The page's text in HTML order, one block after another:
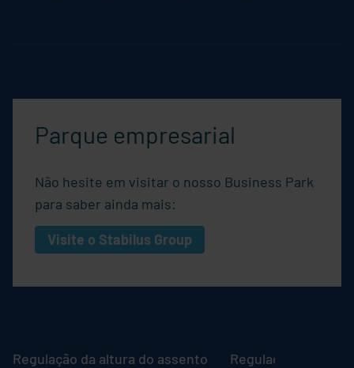
Parque empresarial
Não hesite em visitar o nosso Business Park
para saber ainda mais:
Visite o Stabilus Group
Regulação da altura do assento Regulação do